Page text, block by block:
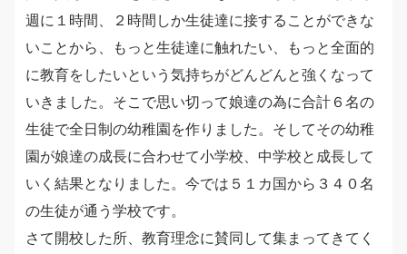
週に１時間、２時間しか生徒達に接することができな
いことから、もっと生徒達に触れたい、もっと全面的
に教育をしたいという気持ちがどんどんと強くなって
いきました。そこで思い切って娘達の為に合計６名の
生徒で全日制の幼稚園を作りました。そしてその幼稚
園が娘達の成長に合わせて小学校、中学校と成長して
いく結果となりました。今では５１カ国から３４０名
の生徒が通う学校です。
さて開校した所、教育理念に賛同して集まってきてく